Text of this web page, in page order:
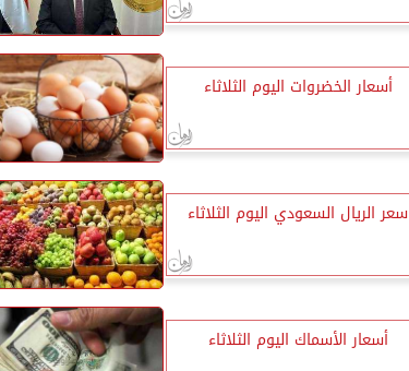
أسعار الخضروات اليوم الثلاثاء
سعر الريال السعودي اليوم الثلاثاء
أسعار الأسماك اليوم الثلاثاء